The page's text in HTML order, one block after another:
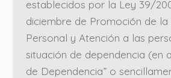
establecidos por la Ley 39/
diciembre de Promoción de la
Personal y Atención a las
situación de dependencia (en
de Dependencia” o